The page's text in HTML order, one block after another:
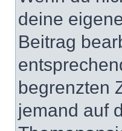
deine
Beitrag
begrenzten
jemand auf